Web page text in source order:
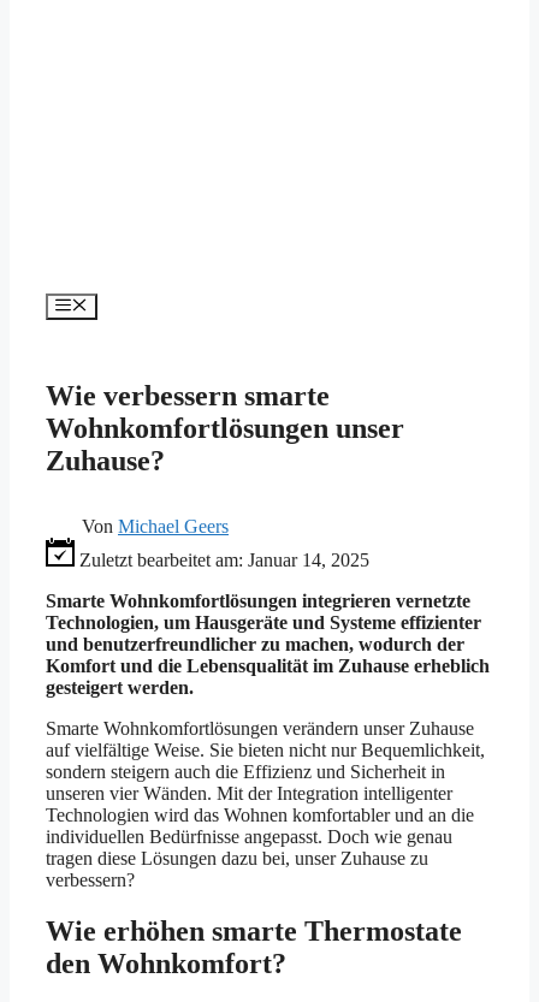
Menü
Wie verbessern smarte
Wohnkomfortlösungen unser
Zuhause?
Von Michael Geers
Zuletzt bearbeitet am: Januar 14, 2025
Smarte Wohnkomfortlösungen integrieren vernetzte
Technologien, um Hausgeräte und Systeme effizienter
und benutzerfreundlicher zu machen, wodurch der
Komfort und die Lebensqualität im Zuhause erheblich
gesteigert werden.
Smarte Wohnkomfortlösungen verändern unser Zuhause
auf vielfältige Weise. Sie bieten nicht nur Bequemlichkeit,
sondern steigern auch die Effizienz und Sicherheit in
unseren vier Wänden. Mit der Integration intelligenter
Technologien wird das Wohnen komfortabler und an die
individuellen Bedürfnisse angepasst. Doch wie genau
tragen diese Lösungen dazu bei, unser Zuhause zu
verbessern?
Wie erhöhen smarte Thermostate
den Wohnkomfort?